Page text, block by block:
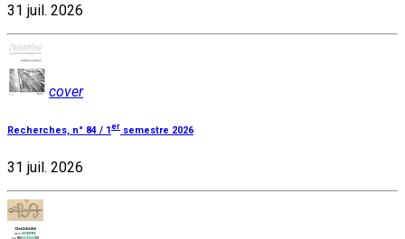
31 juil. 2026
cover
Recherches, n° 84 / 1 er semestre 2026
31 juil. 2026